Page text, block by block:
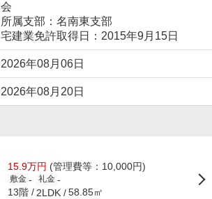
会
所属支部：名南東支部
宅建業免許取得日：2015年9月15日
2026年08月06日
2026年08月20日
15.9万円 (管理費等：10,000円)
敷金 - 礼金 -
13階 2LDK 58.85㎡